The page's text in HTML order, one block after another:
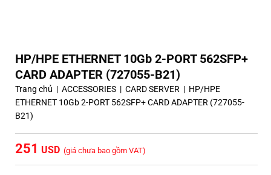
HP/HPE ETHERNET 10Gb 2-PORT 562SFP+
CARD ADAPTER (727055-B21)
Trang chủ | ACCESSORIES | CARD SERVER | HP/HPE
ETHERNET 10Gb 2-PORT 562SFP+ CARD ADAPTER (727055-
B21)
251 (giá chưa bao gồm VAT)